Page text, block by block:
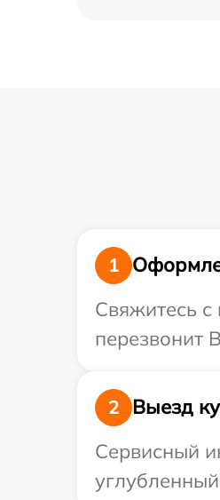
1
Свяжитесь с
перезвонит
2
Выезд
Сервисный